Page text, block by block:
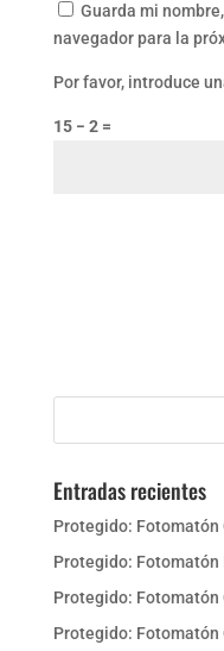
Guarda mi
navegador para la
Por favor, introduce
15 − 2 =
Entradas recientes
Protegido: Fotomatón
Protegido:
Protegido:
Protegido: